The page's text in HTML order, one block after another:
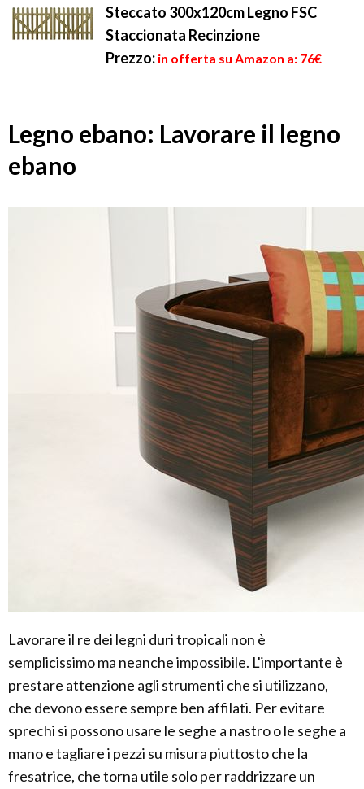
Steccato 300x120cm Legno FSC
Staccionata Recinzione
Prezzo: in offerta su Amazon a: 76€
Legno ebano: Lavorare il legno
ebano
Lavorare il re dei legni duri tropicali non è
semplicissimo ma neanche impossibile. L'importante è
prestare attenzione agli strumenti che si utilizzano,
che devono essere sempre ben affilati. Per evitare
sprechi si possono usare le seghe a nastro o le seghe a
mano e tagliare i pezzi su misura piuttosto che la
fresatrice, che torna utile solo per raddrizzare un